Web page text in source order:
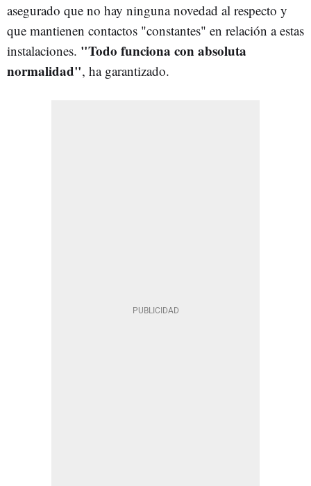
asegurado que no hay ninguna novedad al respecto y
que mantienen contactos "constantes" en relación a estas
instalaciones. "Todo funciona con absoluta
normalidad", ha garantizado.